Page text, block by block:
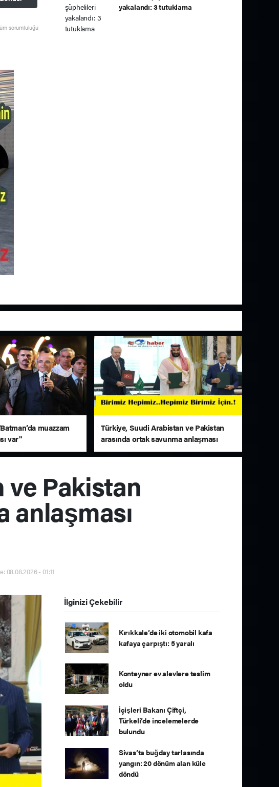
sorumluluğu
yakalandı: 3 tutuklama
muazzam
var"
Türkiye, Suudi Arabistan ve Pakistan
arasında ortak savunma anlaşması
imzalandı
ve Pakistan
anlaşması
08.08.2026 - 01:11
İlginizi Çekebilir
Kırıkkale’de iki otomobil kafa
kafaya çarpıştı: 5 yaralı
Konteyner ev alevlere teslim
oldu
İçişleri Bakanı Çiftçi,
Türkeli’de incelemelerde
bulundu
Sivas’ta buğday tarlasında
yangın: 20 dönüm alan küle
döndü